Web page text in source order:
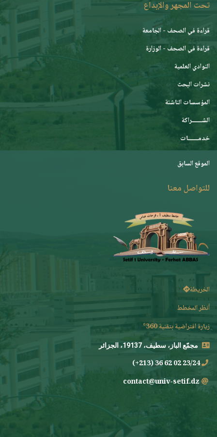
تحت المجهر والإبداع
قراءة في الصحف - الجامعة
قراءة في الصحف - الوزارة
النوادي العلمية
نشرات البحث
المؤسسات الناشئة
الشـــــــراكة
خدمـــــــات
الموقع السابق
للتواصل معنا
الخريطة
أنظر المخطط
زيارة افتراضية بتقنية 360°
مجمّع الباز، سطيف، 19137، الجزائر
23/24 02 62 36 (213+)
contact@univ-setif.dz